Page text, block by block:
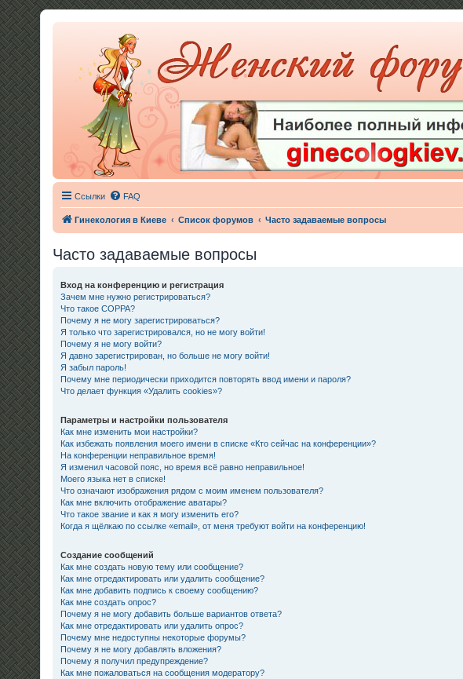
Ссылки FAQ
Гинекология в Киеве Список форумов Часто задаваемые вопросы
Часто задаваемые вопросы
Вход на конференцию и регистрация
Зачем мне нужно регистрироваться?
Что такое COPPA?
Почему я не могу зарегистрироваться?
Я только что зарегистрировался, но не могу войти!
Почему я не могу войти?
Я давно зарегистрирован, но больше не могу войти!
Я забыл пароль!
Почему мне периодически приходится повторять ввод имени и пароля?
Что делает функция «Удалить cookies»?
Параметры и настройки пользователя
Как мне изменить мои настройки?
Как избежать появления моего имени в списке «Кто сейчас на конференции»?
На конференции неправильное время!
Я изменил часовой пояс, но время всё равно неправильное!
Моего языка нет в списке!
Что означают изображения рядом с моим именем пользователя?
Как мне включить отображение аватары?
Что такое звание и как я могу изменить его?
Когда я щёлкаю по ссылке «email», от меня требуют войти на конференцию!
Создание сообщений
Как мне создать новую тему или сообщение?
Как мне отредактировать или удалить сообщение?
Как мне добавить подпись к своему сообщению?
Как мне создать опрос?
Почему я не могу добавить больше вариантов ответа?
Как мне отредактировать или удалить опрос?
Почему мне недоступны некоторые форумы?
Почему я не могу добавлять вложения?
Почему я получил предупреждение?
Как мне пожаловаться на сообщения модератору?